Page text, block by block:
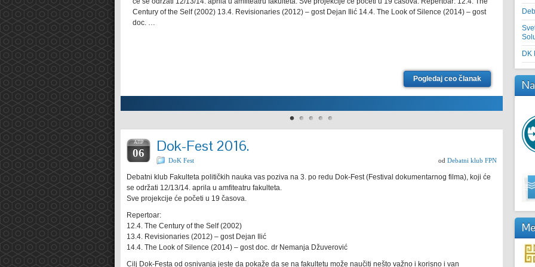
i Bojana Vuletić), „Filip i
Pogledaj ceo članak
Century of the Self (2002) 13.4. Revisionaries (2012) – gost Dejan Ilić 14.4. The Look of Silence (2014) – gost
doc. …
Pogledaj ceo članak
АПР
06 Dok-Fest 2016.
DoK Fest od Debatni klub FPN
Debatni klub Fakulteta političkih nauka vas poziva na 3. po redu Dok-Fest (Festival dokumentarnog filma), koji će
se održati 12/13/14. aprila u amfiteatru fakulteta.
Sve projekcije će početi u 19 časova.
Repertoar:
12.4. The Century of the Self (2002)
13.4. Revisionaries (2012) – gost Dejan Ilić
14.4. The Look of Silence (2014) – gost doc. dr Nemanja Džuverović
Cilj Dok-Festa od osnivanja jeste da pokaže da se na fakultetu može naučiti nešto važno i korisno i van
DK